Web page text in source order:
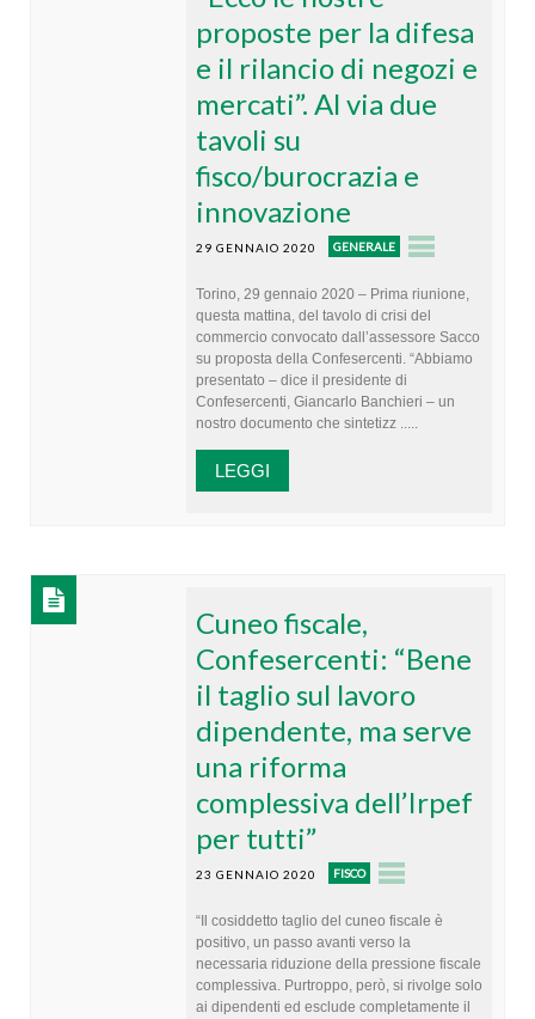
proposte per la difesa
e il rilancio di negozi e
mercati”. Al via due
tavoli su
fisco/burocrazia e
innovazione
29 GENNAIO 2020 GENERALE
Torino, 29 gennaio 2020 – Prima riunione,
questa mattina, del tavolo di crisi del
commercio convocato dall’assessore Sacco
su proposta della Confesercenti. “Abbiamo
presentato – dice il presidente di
Confesercenti, Giancarlo Banchieri – un
nostro documento che sintetizz .....
LEGGI
Cuneo fiscale,
Confesercenti: “Bene
il taglio sul lavoro
dipendente, ma serve
una riforma
complessiva dell’Irpef
per tutti”
23 GENNAIO 2020 FISCO
“Il cosiddetto taglio del cuneo fiscale è
positivo, un passo avanti verso la
necessaria riduzione della pressione fiscale
complessiva. Purtroppo, però, si rivolge solo
ai dipendenti ed esclude completamente il